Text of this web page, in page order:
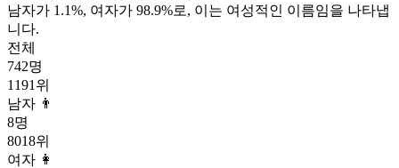
남자가 1.1%, 여자가 98.9%로, 이는 여성적인 이름임을 나타냅
니다.
전체
742명
1191 위
남자 👨
8명
8018위
여자 👩